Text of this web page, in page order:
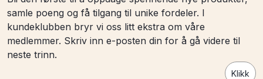
samle poeng og få tilgang til unike fordeler. I
kundeklubben bryr vi oss litt ekstra om våre
medlemmer. Skriv inn e-posten din for å gå videre til
neste trinn.
Klikk